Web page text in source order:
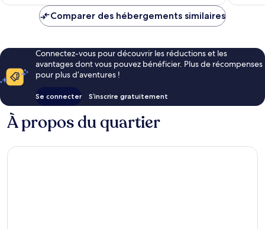
de
Comparer des hébergements similaires
Connectez-vous pour découvrir les réductions et les
avantages dont vous pouvez bénéficier. Plus de récompenses
pour plus d’aventures !
Se connecter S’inscrire gratuitement
À propos du quartier